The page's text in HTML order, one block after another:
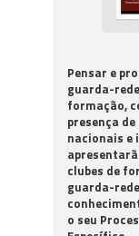
Pensar e
guarda-
formação,
presença
nacionais e
clubes de
guarda-
o seu